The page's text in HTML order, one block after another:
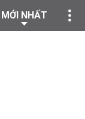
MỚI NHẤT